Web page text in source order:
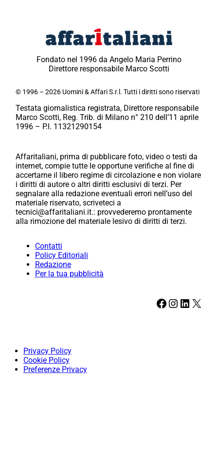
Fondato nel 1996 da Angelo Maria Perrino
Direttore responsabile Marco Scotti
© 1996 – 2026 Uomini & Affari S.r.l. Tutti i diritti sono riservati
Testata giornalistica registrata, Direttore responsabile
Marco Scotti, Reg. Trib. di Milano n° 210 dell’11 aprile
1996 – P.I. 11321290154
Affaritaliani, prima di pubblicare foto, video o testi da
internet, compie tutte le opportune verifiche al fine di
accertarne il libero regime di circolazione e non violare
i diritti di autore o altri diritti esclusivi di terzi. Per
segnalare alla redazione eventuali errori nell’uso del
materiale riservato, scriveteci a
tecnici@affaritaliani.it.: provvederemo prontamente
alla rimozione del materiale lesivo di diritti di terzi.
Contatti
Policy Editoriali
Redazione
Per la tua pubblicità
Facebook Instagram LinkedIn X
Privacy Policy
Cookie Policy
Preferenze Privacy